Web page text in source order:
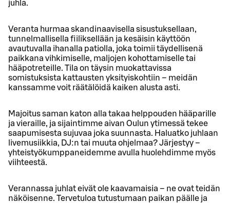
juhla.
Veranta hurmaa skandinaavisella sisustuksellaan,
tunnelmallisella fiiliksellään ja kesäisin käyttöön
avautuvalla ihanalla patiolla, joka toimii täydellisenä
paikkana vihkimiselle, maljojen kohottamiselle tai
hääpotreteille. Tila on täysin muokattavissa
somistuksista kattausten yksityiskohtiin – meidän
kanssamme voit räätälöidä kaiken alusta asti.
Majoitus saman katon alla takaa helppouden hääparille
ja vieraille, ja sijaintimme aivan Oulun ytimessä tekee
saapumisesta sujuvaa joka suunnasta. Haluatko juhlaan
livemusiikkia, DJ:n tai muuta ohjelmaa? Järjestyy –
yhteistyökumppaneidemme avulla huolehdimme myös
viihteestä.
Verannassa juhlat eivät ole kaavamaisia – ne ovat teidän
näköisenne. Tervetuloa tutustumaan paikan päälle ja